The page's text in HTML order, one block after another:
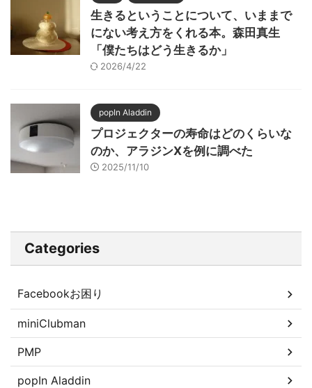
生きるということについて、いままで
にない考え方をくれる本。森田真生
「僕たちはどう生きるか」
2026/4/22
popIn Aladdin
プロジェクターの寿命はどのくらいな
のか、アラジンXを例に調べた
2025/11/10
Categories
Facebookお困り
miniClubman
PMP
popIn Aladdin